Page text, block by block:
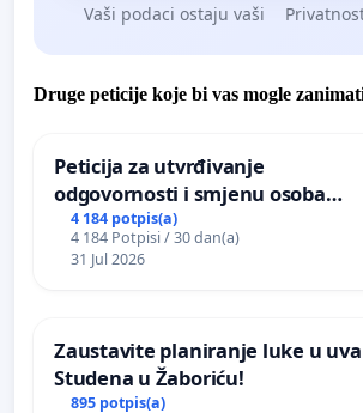
Vaši podaci ostaju vaši
Druge peticije koje bi vas mogle
Peticija za utvrđivanje
odgovornosti i smjenu osoba
odgovornih za incident u
Zoološkom vrtu Grada Zagreba
4 184 potpis(a)
4 184 Potpisi / 30 dan(a)
31 Jul 2026
Zaustavite planiranje luke u
Studena u Žaboriću!
895 potpis(a)